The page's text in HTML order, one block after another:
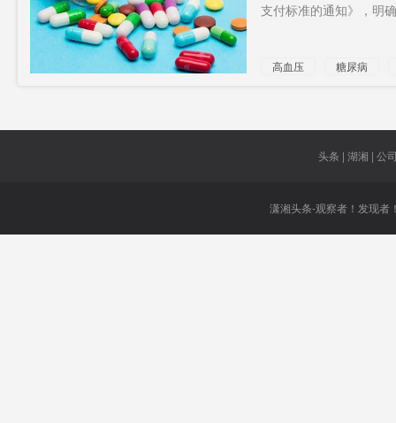
支付标准的通知》，明
高血压 糖尿病
头条 | 湖湘 | 公
潇湘头条-观察者！发现者